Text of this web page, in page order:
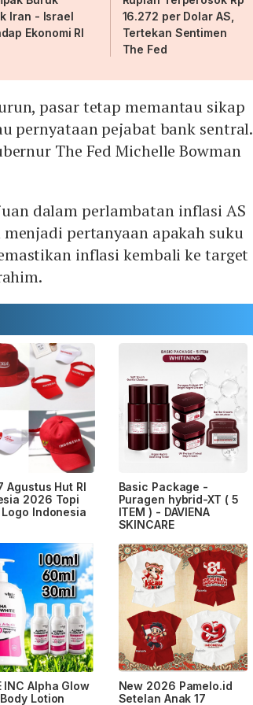
Iran - Israel
Ekonomi RI
16.272 per Dolar AS,
Tertekan Sentimen
The Fed
pasar tetap memantau sikap
pernyataan pejabat bank sentral.
The Fed Michelle Bowman
dalam perlambatan inflasi AS
pertanyaan apakah suku
inflasi kembali ke target
Agustus Hut RI
2026 Topi
Indonesia
Basic Package -
Puragen hybrid-XT ( 5
ITEM ) - DAVIENA
SKINCARE
INC Alpha Glow
Lotion
New 2026 Pamelo.id
Setelan Anak 17